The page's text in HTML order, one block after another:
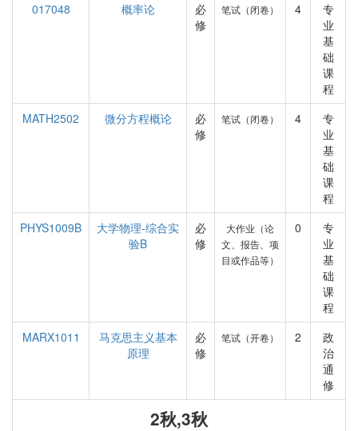
017048
概率论
必
修
笔试（闭卷） 4
专
业
基
础
课
程
MATH2502
微分方程概论
必
修
笔试（闭卷） 4
专
业
基
础
课
程
PHYS1009B
大学物理-综合实
验B
必
修
大作业（论
文、报告、项
目或作品等）
0
专
业
基
础
课
程
MARX1011
马克思主义基本
原理
必
修
笔试（开卷） 2
政
治
通
修
2秋,3秋